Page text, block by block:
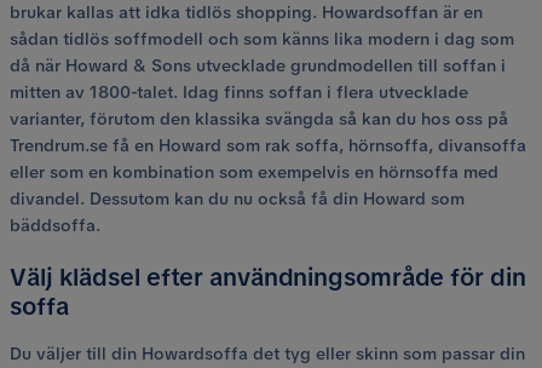
brukar kallas att idka tidlös shopping. Howardsoffan är en
sådan tidlös soffmodell och som känns lika modern i dag som
då när Howard & Sons utvecklade grundmodellen till soffan i
mitten av 1800-talet. Idag finns soffan i flera utvecklade
varianter, förutom den klassika svängda så kan du hos oss på
Trendrum.se få en Howard som rak soffa, hörnsoffa, divansoffa
eller som en kombination som exempelvis en hörnsoffa med
divandel. Dessutom kan du nu också få din Howard som
bäddsoffa.
Välj klädsel efter användningsområde för din
soffa
Du väljer till din Howardsoffa det tyg eller skinn som passar din